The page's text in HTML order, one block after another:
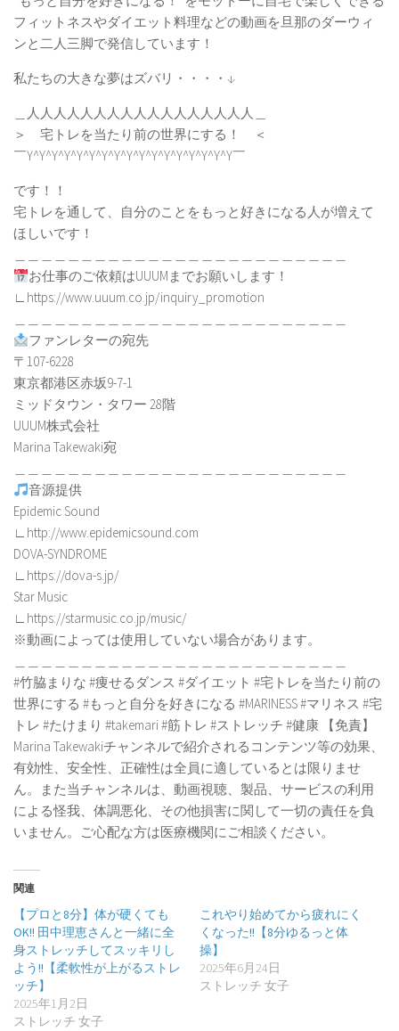
フィットネスやダイエット料理などの動画を旦那のダーウィ
ンと二人三脚で発信しています！
私たちの大きな夢はズバリ・・・・↓
＿人人人人人人人人人人人人人人人人人＿
＞ 宅トレを当たり前の世界にする！ ＜
￣Y^Y^Y^Y^Y^Y^Y^Y^Y^Y^Y^Y^Y^Y^Y^Y^Y￣
です！！
宅トレを通して、自分のことをもっと好きになる人が増えて
ほしいです！
お仕事のご依頼はUUUMまでお願いします！
∟https://www.uuum.co.jp/inquiry_promotion
ファンレターの宛先
〒107-6228
東京都港区赤坂9-7-1
ミッドタウン・タワー 28階
UUUM株式会社
Marina Takewaki宛
音源提供
Epidemic Sound
∟http://www.epidemicsound.com
DOVA-SYNDROME
∟https://dova-s.jp/
Star Music
∟https://starmusic.co.jp/music/
※動画によっては使用していない場合があります。
#竹脇まりな #痩せるダンス #ダイエット #宅トレを当たり前の
世界にする #もっと自分を好きになる #MARINESS #マリネス #宅
トレ #たけまり #takemari #筋トレ #ストレッチ #健康 【免責】
Marina Takewakiチャンネルで紹介されるコンテンツ等の効果、
有効性、安全性、正確性は全員に適しているとは限りませ
ん。また当チャンネルは、動画視聴、製品、サービスの利用
による怪我、体調悪化、その他損害に関して一切の責任を負
いません。ご心配な方は医療機関にご相談ください。
関連
【プロと8分】体が硬くても
OK!! 田中理恵さんと一緒に全
身ストレッチしてスッキリし
よう!!【柔軟性が上がるストレ
ッチ】
2025年1月2日
ストレッチ 女子
これやり始めてから疲れにく
くなった!!【8分ゆるっと体
操】
2025年6月24日
ストレッチ 女子